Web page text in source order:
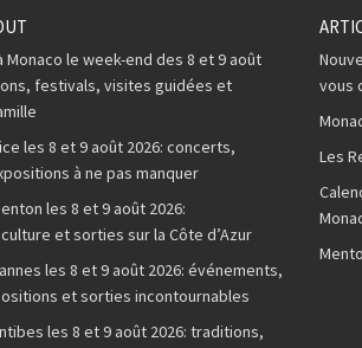
Monaco le week-end des 8 et 9 août
festivals, visites guidées et
les 8 et 9 août 2026: concerts,
à ne pas manquer
les 8 et 9 août 2026:
et sorties sur la Côte d’Azur
les 8 et 9 août 2026: événements,
et sorties incontournables
les 8 et 9 août 2026: traditions,
vous
Les